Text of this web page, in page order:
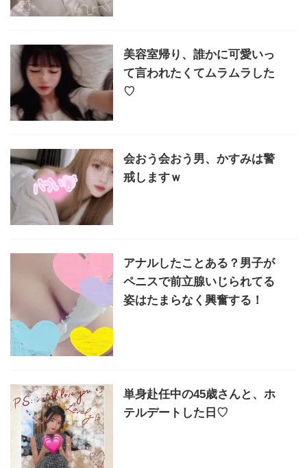
美容室帰り、誰かに可愛いっ
て言われたくてムラムラした
♡
会おう会おう男、かすみは警
戒しますｗ
アナルしたことある？男子が
ペニスで前立腺いじられてる
姿はたまらなく興奮する！
単身赴任中の45歳さんと、ホ
テルデートした日♡